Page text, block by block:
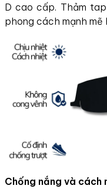
D cao cấp. Thảm
phong cách mạnh mẽ
Chống nắng và cách